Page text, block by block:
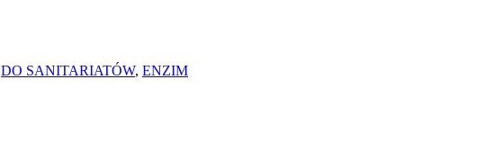
DO SANITARIATÓW, ENZIM